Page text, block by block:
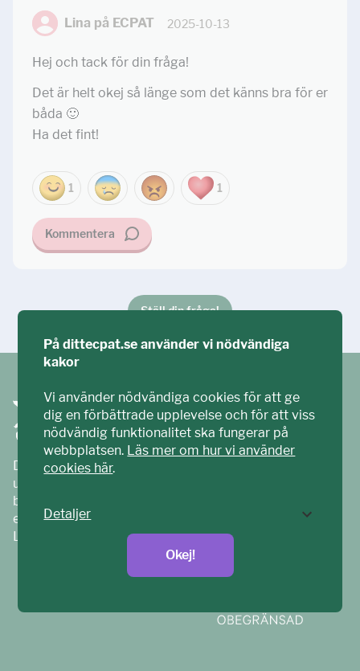
Lina på ECPAT 2025-10-13
Hej och tack för din fråga!
Det är helt okej så länge som det känns bra för er
båda 🙂
Ha det fint!
1 1
Kommentera
Ställ din fråga!
Ditt ECPAT har tagits fram tillsammans med barn och
unga. Vi är en del av ECPAT Sverige – en
barnrättsorganisation som arbetar mot sexuell
exploatering av barn.
Läs mer på
ecpat.se
På dittecpat.se använder vi nödvändiga
kakor
Vi använder nödvändiga cookies för att ge
dig en förbättrade upplevelse och för att viss
nödvändig funktionalitet ska fungerar på
webbplatsen. Läs mer om hur vi använder
cookies här.
Detaljer
Okej!